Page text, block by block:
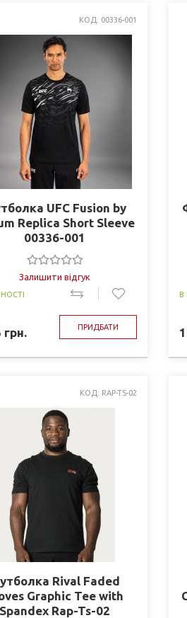
КОД: 00336-001
UFC Fusion by
Replica Short Sleeve
00336-001
Залишити відгук
грн. ПРИДБАТИ
В
КОД: RAP-TS-02
Rival Faded
Graphic Tee with
Spandex Rap-Ts-02